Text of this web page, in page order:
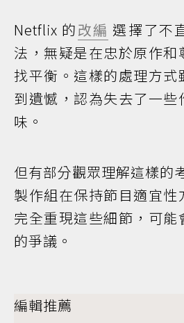
Netflix 的改編 選擇了不
法，無疑是在忠於原作
找平衡。這樣的處理方
到遺憾，認為失去了一些
味。
但有部分觀眾理解這樣的
製作組在保持節目適宜性
完全重現這些細節，可能
的爭議。
編輯推薦